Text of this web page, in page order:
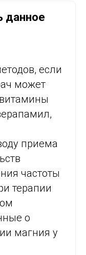
данное
если
может
приема
частоты
терапии
о
магния у